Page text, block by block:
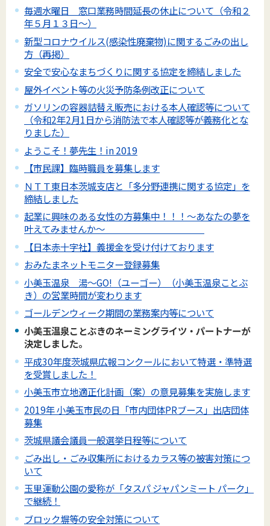
毎週水曜日 窓口業務時間延長の休止について（令和２
年５月１３日～）
新型コロナウイルス(感染性廃棄物)に関するごみの出し
方（再掲）
安全で安心なまちづくりに関する協定を締結しました
屋外イベント等の火災予防条例改正について
ガソリンの容器詰替え販売における本人確認等について
（令和2年2月1日から消防法で本人確認等が義務化とな
りました）
ようこそ！夢先生！in 2019
【市民課】臨時職員を募集します
ＮＴＴ東日本茨城支店と「多分野連携に関する協定」を
締結しました
起業に興味のある女性の方募集中！！！～あなたの夢を
叶えてみませんか～
【日本赤十字社】義援金を受け付けております
おみたまネットモニター登録募集
小美玉温泉 湯～GO!（ユーゴー）（小美玉温泉ことぶ
き）の営業時間が変わります
ゴールデンウィーク期間の業務案内等について
小美玉温泉ことぶきのネーミングライツ・パートナーが
決定しました。
平成30年度茨城県広報コンクールにおいて特選・準特選
を受賞しました！
小美玉市立地適正化計画（案）の意見募集を実施します
2019年 小美玉市民の日「市内団体PRブース」出店団体
募集
茨城県議会議員一般選挙日程等について
ごみ出し・ごみ収集所におけるカラス等の被害対策につ
いて
玉里運動公園の愛称が「タスパ ジャパンミート パーク」
で継続！
ブロック塀等の安全対策について